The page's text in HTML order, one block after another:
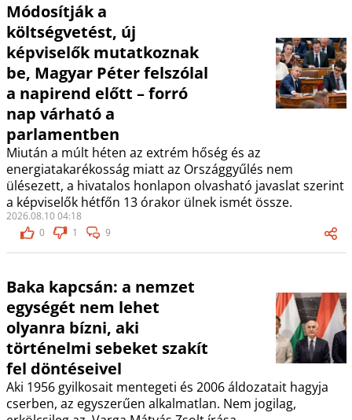
Módosítják a
költségvetést, új
képviselők mutatkoznak
be, Magyar Péter felszólal
a napirend előtt – forró
nap várható a
parlamentben
Miután a múlt héten az extrém hőség és az
energiatakarékosság miatt az Országgyűlés nem
ülésezett, a hivatalos honlapon olvasható javaslat szerint
a képviselők hétfőn 13 órakor ülnek ismét össze.
2026.08.10 04:18
0
1 9
Baka kapcsán: a nemzet
egységét nem lehet
olyanra bízni, aki
történelmi sebeket szakít
fel döntéseivel
Aki 1956 gyilkosait mentegeti és 2006 áldozatait hagyja
cserben, az egyszerűen alkalmatlan. Nem jogilag,